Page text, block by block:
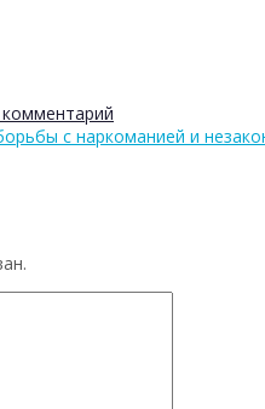
с наркоманией и